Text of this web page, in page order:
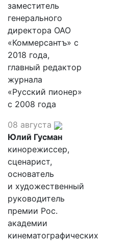
заместитель
генерального
директора ОАО
«Коммерсантъ» с
2018 года,
главный редактор
журнала
«Русский пионер»
с 2008 года
08 августа
Юлий Гусман
кинорежиссер,
сценарист,
основатель
и художественный
руководитель
премии Рос.
академии
кинематографических